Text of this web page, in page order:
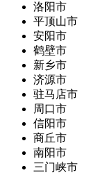
洛阳市
平顶山市
安阳市
鹤壁市
新乡市
济源市
驻马店市
周口市
信阳市
商丘市
南阳市
三门峡市